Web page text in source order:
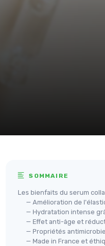
SOMMAIRE
Les bienfaits du serum
— Amélioration de
— Hydratation intense
— Effet anti-âge et
— Propriétés
— Made in France et